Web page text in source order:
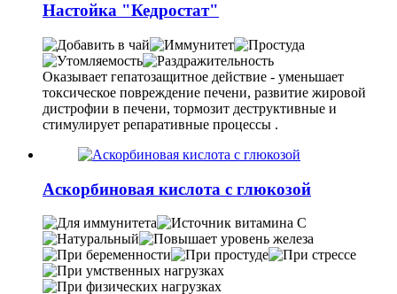
Настойка "Кедростат"
Оказывает гепатозащитное действие - уменьшает
токсическое повреждение печени, развитие жировой
дистрофии в печени, тормозит деструктивные и
стимулирует репаративные процессы .
Аскорбиновая кислота с глюкозой